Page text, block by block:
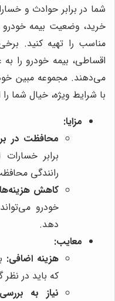
شما در برابر حوادث و
خرید، وضعیت بیمه خودرو
مناسب را تهیه کنید.
اقساطی، بیمه خودرو را
می‌دهند. مجموعه مبین
با شرایط ویژه، خیال شما
مزایا:
محافظت در
برابر
رانندگی
کاهش
خودرو
دهد.
معایب:
هزینه اضافی:
که باید در نظر
نیاز به